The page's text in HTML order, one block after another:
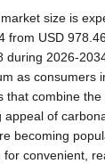
size is
from USD
during 2026-
as consumers
that combine
of
becoming
convenient,